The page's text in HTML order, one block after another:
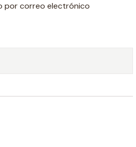
por correo electrónico